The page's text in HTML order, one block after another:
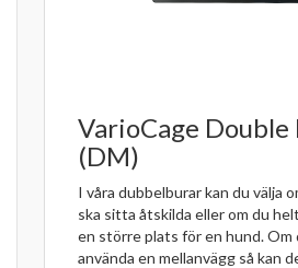
VarioCage
(DM)
I våra dubbelburar kan du välja
ska sitta åtskilda eller om du
en större plats för en hund. Om
använda en mellanvägg så kan